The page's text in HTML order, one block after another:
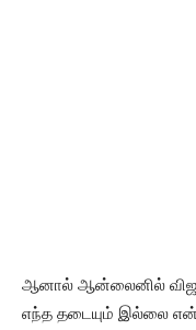
ஆனால் ஆன்லைனில்
எந்த தடையும் இல்லை